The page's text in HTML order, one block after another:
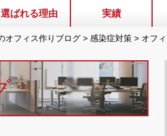
選ばれる理由 実績
オフィス作りブログ > 感染症対策 > オフ